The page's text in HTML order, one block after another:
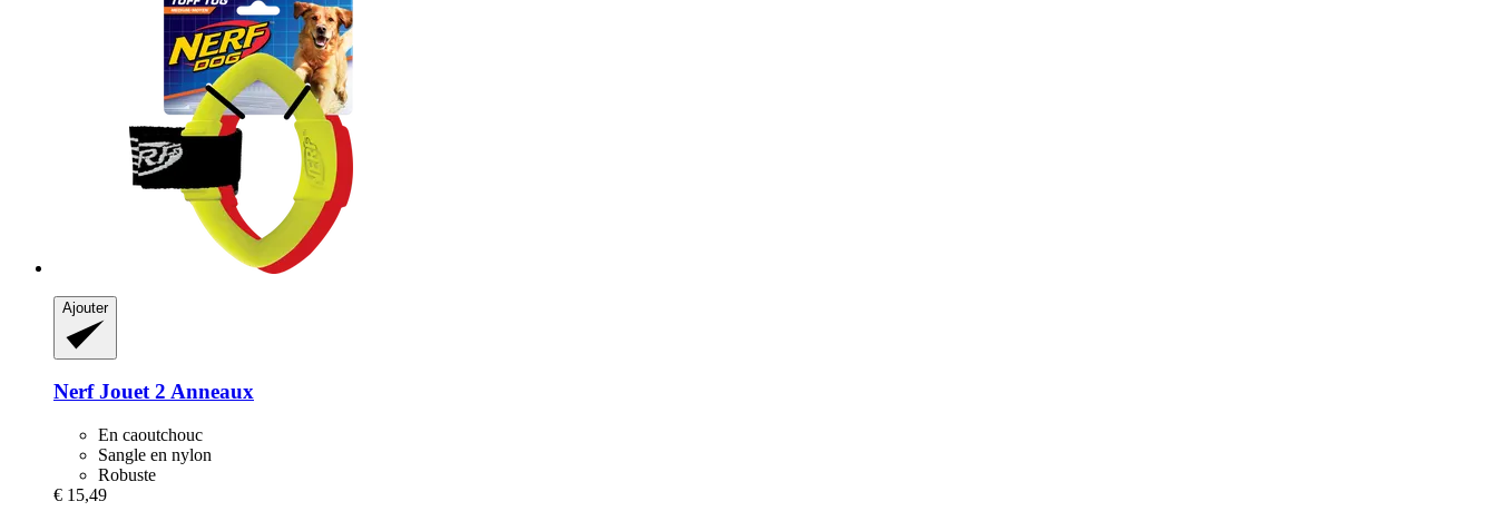
Ajouter
NerfJouet 2 Anneaux
En caoutchouc
Sangle en nylon
Robuste
€ 15,49